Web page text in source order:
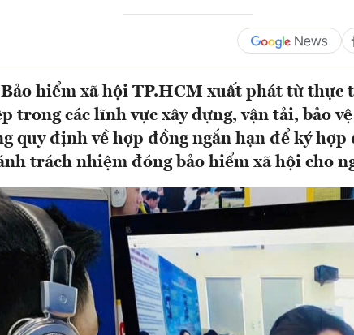
hiểm xã hội TP.HCM xuất phát từ thực
trong các lĩnh vực xây dựng, vận tải, bảo
quy định về hợp đồng ngắn hạn để ký hợp
trách nhiệm đóng bảo hiểm xã hội cho